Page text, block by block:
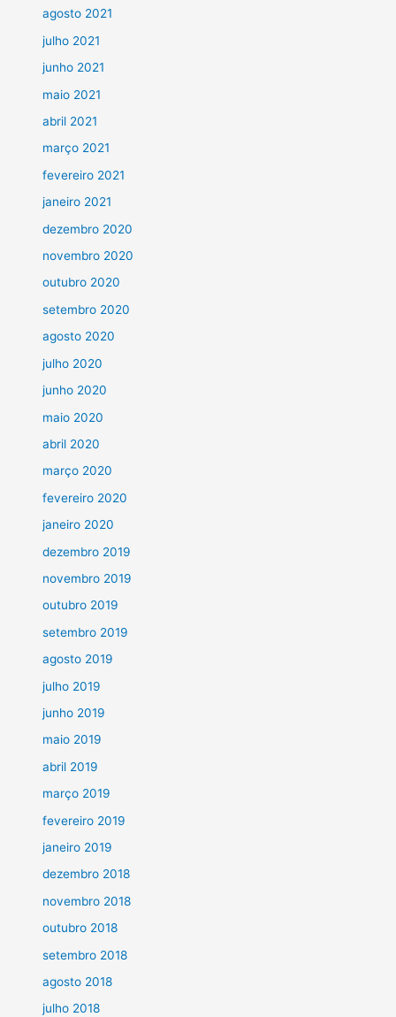
agosto 2021
julho 2021
junho 2021
maio 2021
abril 2021
março 2021
fevereiro 2021
janeiro 2021
dezembro 2020
novembro 2020
outubro 2020
setembro 2020
agosto 2020
julho 2020
junho 2020
maio 2020
abril 2020
março 2020
fevereiro 2020
janeiro 2020
dezembro 2019
novembro 2019
outubro 2019
setembro 2019
agosto 2019
julho 2019
junho 2019
maio 2019
abril 2019
março 2019
fevereiro 2019
janeiro 2019
dezembro 2018
novembro 2018
outubro 2018
setembro 2018
agosto 2018
julho 2018